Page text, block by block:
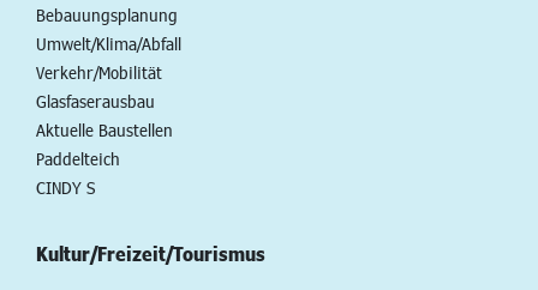
Bebauungsplanung
Umwelt/Klima/Abfall
Verkehr/Mobilität
Glasfaserausbau
Aktuelle Baustellen
Paddelteich
CINDY S
Kultur/Freizeit/Tourismus